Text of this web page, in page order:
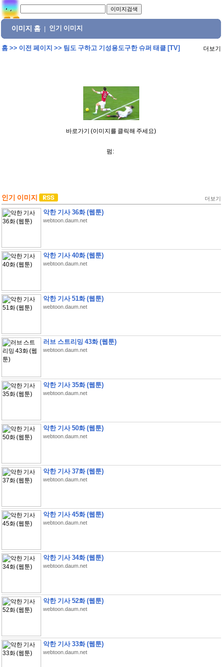
이미지 홈 인기 이미지
홈>> 이전 페이지 >> 팀도 구하고 기성용도구한 슈퍼 태클 [TV] 더보기
바로가기 (이미지를 클릭해 주세요)
펌:
인기 이미지 더보기
악한 기사 36화 (웹툰)
webtoon.daum.net
악한 기사 40화 (웹툰)
webtoon.daum.net
악한 기사 51화 (웹툰)
webtoon.daum.net
러브 스트리밍 43화 (웹툰)
webtoon.daum.net
악한 기사 35화 (웹툰)
webtoon.daum.net
악한 기사 50화 (웹툰)
webtoon.daum.net
악한 기사 37화 (웹툰)
webtoon.daum.net
악한 기사 45화 (웹툰)
webtoon.daum.net
악한 기사 34화 (웹툰)
webtoon.daum.net
악한 기사 52화 (웹툰)
webtoon.daum.net
악한 기사 33화 (웹툰)
webtoon.daum.net